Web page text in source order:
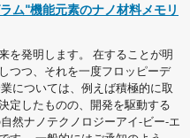
ム"機能元素のナノ材料メモリ
を発明します。 在することが明
つつ、それを一度フロッピーデ
については、例えば積極的に取
定したものの、開発を駆動する
然ナノテクノロジーアイ-ビー-エ